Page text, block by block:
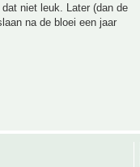
niet leuk. Later (dan de
na de bloei een jaar